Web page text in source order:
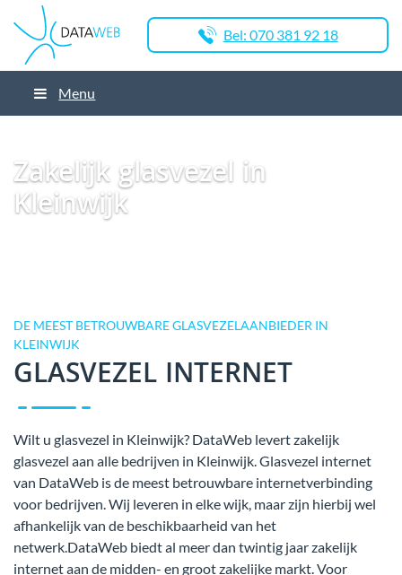
Bel: 070 381 92 18
Menu
Zakelijk glasvezel in
Kleinwijk
DE MEEST BETROUWBARE GLASVEZELAANBIEDER IN
KLEINWIJK
GLASVEZEL INTERNET
Wilt u glasvezel in Kleinwijk? DataWeb levert zakelijk
glasvezel aan alle bedrijven in Kleinwijk. Glasvezel internet
van DataWeb is de meest betrouwbare internetverbinding
voor bedrijven. Wij leveren in elke wijk, maar zijn hierbij wel
afhankelijk van de beschikbaarheid van het
netwerk.DataWeb biedt al meer dan twintig jaar zakelijk
internet aan de midden- en groot zakelijke markt. Voor